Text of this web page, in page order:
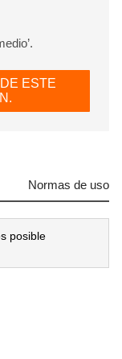
ESTE
Normas de uso
posible